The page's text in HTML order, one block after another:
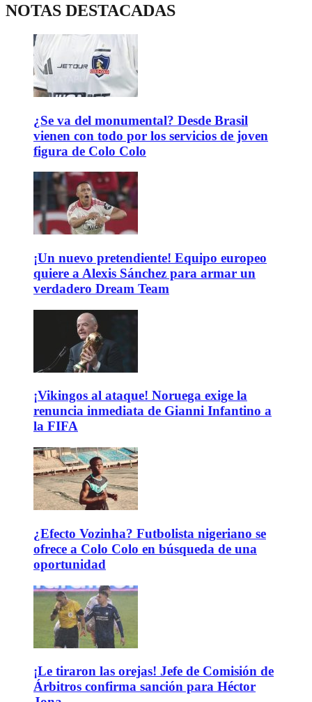
NOTAS DESTACADAS
¿Se va del monumental? Desde Brasil
vienen con todo por los servicios de joven
figura de Colo Colo
¡Un nuevo pretendiente! Equipo europeo
quiere a Alexis Sánchez para armar un
verdadero Dream Team
¡Vikingos al ataque! Noruega exige la
renuncia inmediata de Gianni Infantino a
la FIFA
¿Efecto Vozinha? Futbolista nigeriano se
ofrece a Colo Colo en búsqueda de una
oportunidad
¡Le tiraron las orejas! Jefe de Comisión de
Árbitros confirma sanción para Héctor